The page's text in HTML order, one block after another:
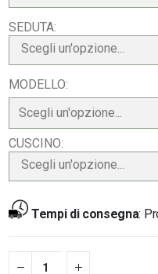
SEDUTA
Scegli un'opzione...
MODELLO
CUSCINO
Scegli un'opzione...
Tempi di consegna: